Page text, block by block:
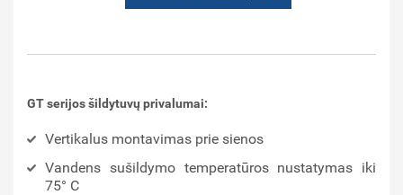
GT serijos šildytuvų privalumai:
Vertikalus montavimas prie sienos
Vandens sušildymo temperatūros nustatymas iki
75° C